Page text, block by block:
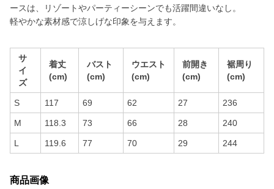
ースは、リゾートやパーティーシーンでも活躍間違いなし。
軽やかな素材感で涼しげな印象を与えます。
サ
イ
ズ
着丈
(cm)
バスト
(cm)
ウエスト
(cm)
前開き
(cm)
裾周り
(cm)
S 117 69 62 27 236
M 118.3 73 66 28 240
L 119.6 77 70 29 244
商品画像